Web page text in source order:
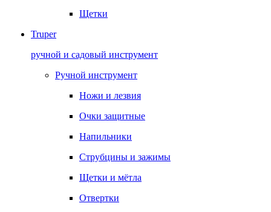
Щетки
Truper
ручной и садовый инструмент
Ручной инструмент
Ножи и лезвия
Очки защитные
Напильники
Струбцины и зажимы
Щетки и мётла
Отвертки